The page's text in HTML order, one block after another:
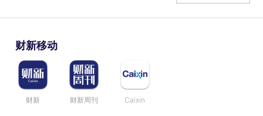
财新移动
财新 财新周刊 Caixin